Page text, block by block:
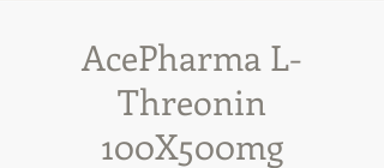
AcePharma L-
Threonin
100X500mg